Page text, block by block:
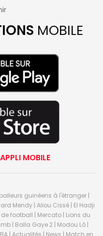
MOBILE
MOBILE
guinéens à l'étranger |
Mendy | Aliou Cissé | El Hadji
football | Mercato | Lions du
| Balla Gaye 2 | Modou Lô |
| Actualités | News | Match en